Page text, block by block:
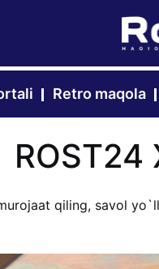
Retro maqola
ROST24
qiling, savol